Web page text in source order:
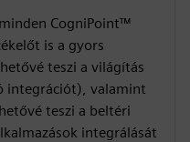
CogniPoint™
is a gyors
teszi a világítás
integrációt), valamint
teszi a beltéri
integrálását